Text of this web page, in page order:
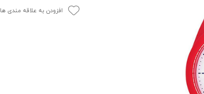
افزودن به علاقه مندی ها